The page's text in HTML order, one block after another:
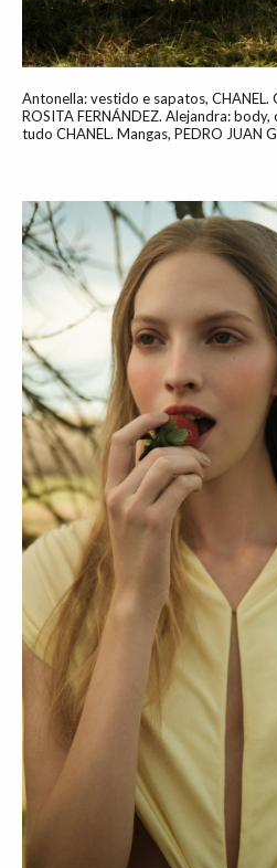
Antonella: vestido e sapatos, CHANEL.
ROSITA FERNÁNDEZ. Alejandra:
tudo CHANEL. Mangas, PEDRO JUAN